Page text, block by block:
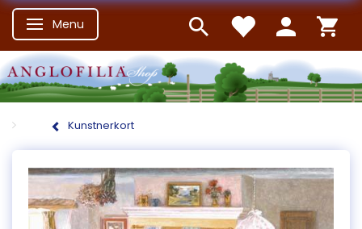
Skifte navigation
Menu
Kunstnerkort